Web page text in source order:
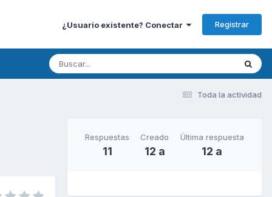
¿Usuario existente? Conectar Registrar
Toda la actividad
Respuestas
11
Creado
12 a
Última respuesta
12 a